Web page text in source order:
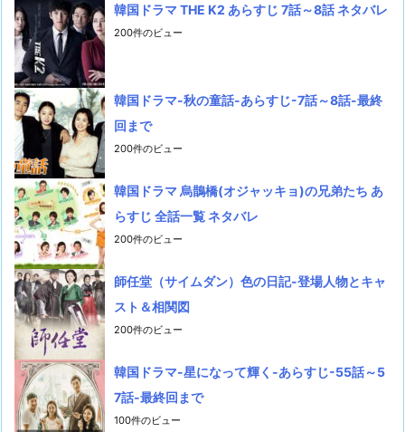
韓国ドラマ THE K2 あらすじ 7話～8話 ネタバレ
200件のビュー
韓国ドラマ-秋の童話-あらすじ-7話～8話-最終
回まで
200件のビュー
韓国ドラマ 烏鵲橋(オジャッキョ)の兄弟たち あ
らすじ 全話一覧 ネタバレ
200件のビュー
師任堂（サイムダン）色の日記-登場人物とキャ
スト＆相関図
200件のビュー
韓国ドラマ-星になって輝く-あらすじ-55話～5
7話-最終回まで
100件のビュー